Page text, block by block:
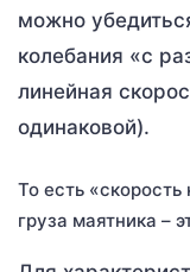
можно
колебания «с
линейная
одинаковой).
То есть
груза маятника –